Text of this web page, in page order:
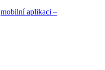
mobilní aplikaci –